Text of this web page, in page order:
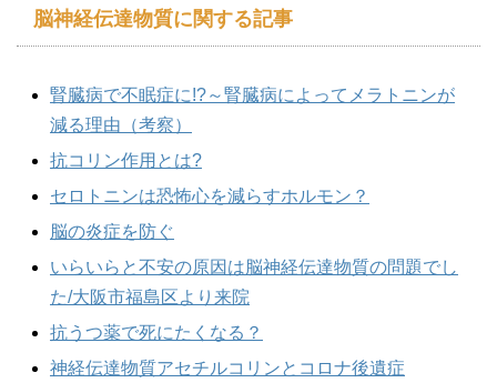
脳神経伝達物質に関する記事
腎臓病で不眠症に!?～腎臓病によってメラトニンが
減る理由（考察）
抗コリン作用とは?
セロトニンは恐怖心を減らすホルモン？
脳の炎症を防ぐ
いらいらと不安の原因は脳神経伝達物質の問題でし
た/大阪市福島区より来院
抗うつ薬で死にたくなる？
神経伝達物質アセチルコリンとコロナ後遺症